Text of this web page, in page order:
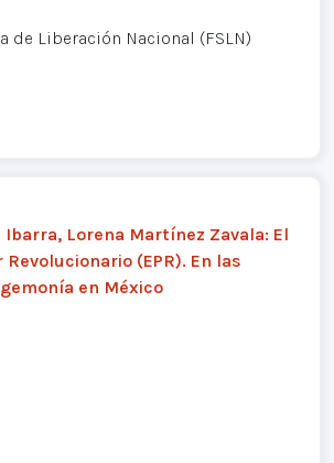
de Liberación Nacional (FSLN)
Ibarra, Lorena Martínez Zavala: El
(EPR). En las
en México